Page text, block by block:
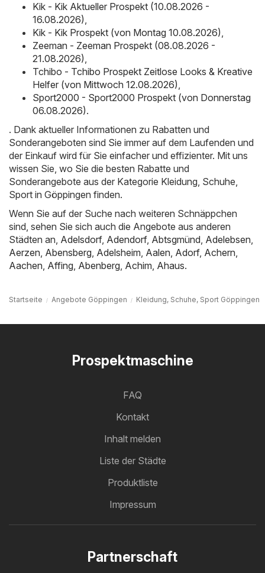
Kik - Kik Aktueller Prospekt (10.08.2026 -
16.08.2026),
Kik - Kik Prospekt (von Montag 10.08.2026),
Zeeman - Zeeman Prospekt (08.08.2026 -
21.08.2026),
Tchibo - Tchibo Prospekt Zeitlose Looks & Kreative
Helfer (von Mittwoch 12.08.2026),
Sport2000 - Sport2000 Prospekt (von Donnerstag
06.08.2026).
. Dank aktueller Informationen zu Rabatten und
Sonderangeboten sind Sie immer auf dem Laufenden und
der Einkauf wird für Sie einfacher und effizienter. Mit uns
wissen Sie, wo Sie die besten Rabatte und
Sonderangebote aus der Kategorie Kleidung, Schuhe,
Sport in Göppingen finden.
Wenn Sie auf der Suche nach weiteren Schnäppchen
sind, sehen Sie sich auch die Angebote aus anderen
Städten an, Adelsdorf, Adendorf, Abtsgmünd, Adelebsen,
Aerzen, Abensberg, Adelsheim, Aalen, Adorf, Achern,
Aachen, Affing, Abenberg, Achim, Ahaus.
Startseite Angebote Göppingen Kleidung, Schuhe, Sport Göppingen
Prospektmaschine
FAQ
Kontakt
Inhalt melden
Liste der Städte
Produktliste
Impressum
Partnerschaft